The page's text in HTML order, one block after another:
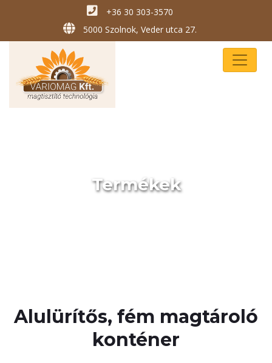
+36 30 303-3570
5000 Szolnok, Veder utca 27.
Termékek
Alulürítős, fém magtároló
konténer